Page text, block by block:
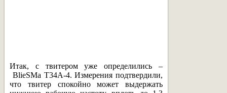
Итак, с твитером уже определились –
BlieSMa T34A-4. Измерения подтвердили,
что твитер спокойно может выдержать